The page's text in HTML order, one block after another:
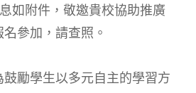
如附件，敬邀貴校協助推廣
參加，請查照。
勵學生以多元自主的學習方